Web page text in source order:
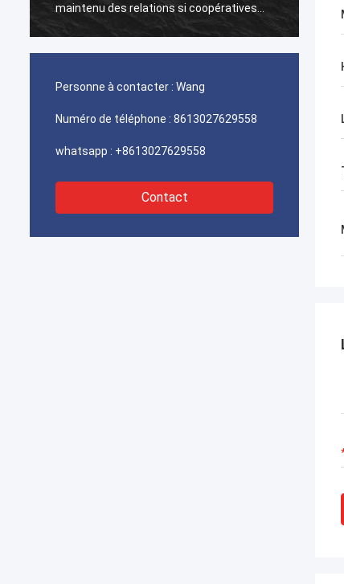
maintenu des relations si coopératives
pendant deux années, et nous devons
nous aidera à résoudre des problèmes
rapidement. Nous sommes très heureux
confiance.
Personne à contacter : Wang
Numéro de téléphone : 8613027629558
whatsapp : +8613027629558
Contact